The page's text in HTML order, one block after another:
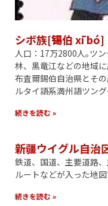
シボ族[锡伯 xī bó]
人口：17万2800人｡ツ
林、黒竜江などの地域
布査爾錫伯自治県とそ
ルタイ語系満州語ツン
続きを読む »
新疆ウイグル自治
鉄道、国道、主要道路
ルートなどが入った地
続きを読む »